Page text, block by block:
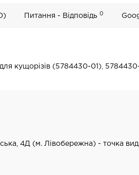
Питання - Відповідь0
кущорізів (5784430-01) 5784430-
4Д (м. Лівобережна) - точка